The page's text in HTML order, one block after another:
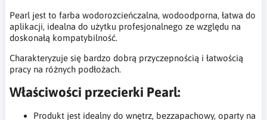
Pearl jest to farba wodorozcieńczalna, wodoodporna, łatwa do
aplikacji, idealna do użytku profesjonalnego ze względu na
doskonałą kompatybilność.
Charakteryzuje się bardzo dobrą przyczepnością i łatwością
pracy na różnych podłożach.
Właściwości przecierki Pearl:
Produkt jest idealny do wnętrz, bezzapachowy, oparty na